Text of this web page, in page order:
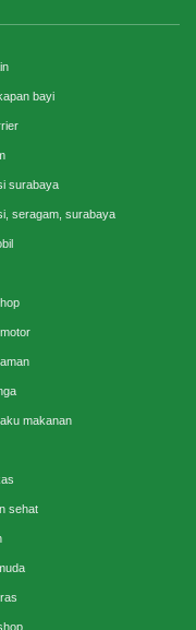
bayi
surabaya
seragam, surabaya
makanan
sehat